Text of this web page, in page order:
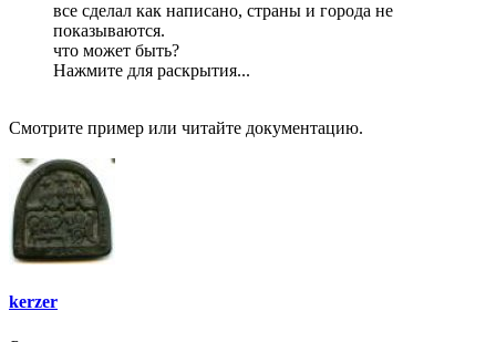
все сделал как написано, страны и города не
показываются.
что может быть?
Нажмите для раскрытия...
Смотрите пример или читайте документацию.
kerzer